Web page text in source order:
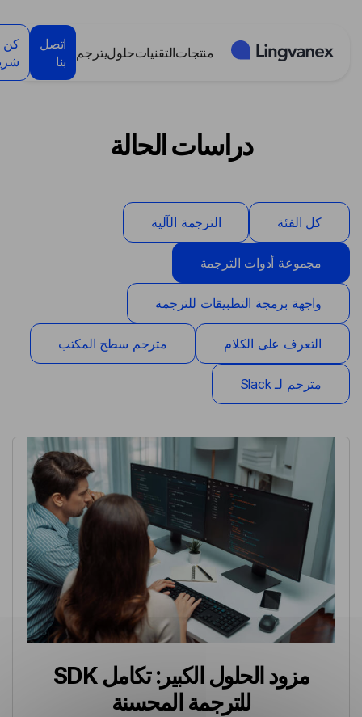
منتجاتالتقنياتحلوليترجم
اتصل
بنا
كن
دراسات الحالة
كل الفئة الترجمة الآلية
مجموعة أدوات الترجمة
واجهة برمجة التطبيقات للترجمة
التعرف على الكلام مترجم سطح المكتب
مترجم لـ Slack
مزود الحلول الكبير: تكامل SDK
للترجمة المحسنة